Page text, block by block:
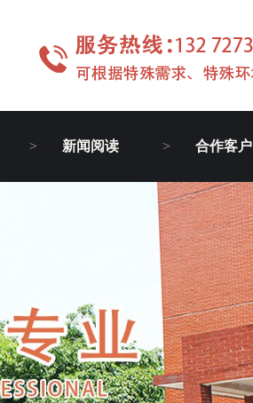
新闻阅读 合作客户